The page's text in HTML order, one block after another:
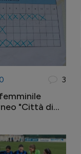
3
"Città di